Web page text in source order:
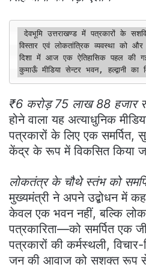
देवभूमि उत्तराखण्ड में पत्रकारों के सशक्तिकरण, आधुनिक सुविधाओं के
विस्तार एवं लोकतांत्रिक व्यवस्था को
दिशा में आज एक ऐतिहासिक पहल की
कुमाऊँ मीडिया सेन्टर भवन, हल्द्वानी का
₹6 करोड़ 75 लाख 88 हजार
होने वाला यह अत्याधुनिक
पत्रकारों के लिए एक समर्पित,
केंद्र के रूप में विकसित किया
लोकतंत्र के चौथे स्तंभ को
मुख्यमंत्री ने अपने उद्बोधन में
केवल एक भवन नहीं, बल्कि
पत्रकारिता—को समर्पित एक
पत्रकारों की कर्मस्थली,
जन की आवाज को सशक्त रूप